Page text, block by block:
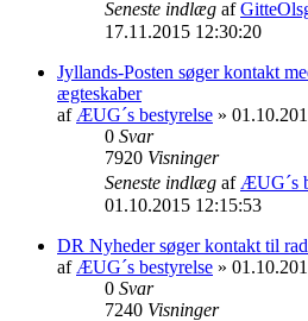
Seneste indlæg af
17.11.2015 12:30:20
Jyllands-Posten søger kontakt
ægteskaber
af ÆUG´s bestyrelse »
0 Svar
7920 Visninger
Seneste indlæg af ÆUG´s
01.10.2015 12:15:53
DR Nyheder søger kontakt til
af ÆUG´s bestyrelse »
0 Svar
7240 Visninger